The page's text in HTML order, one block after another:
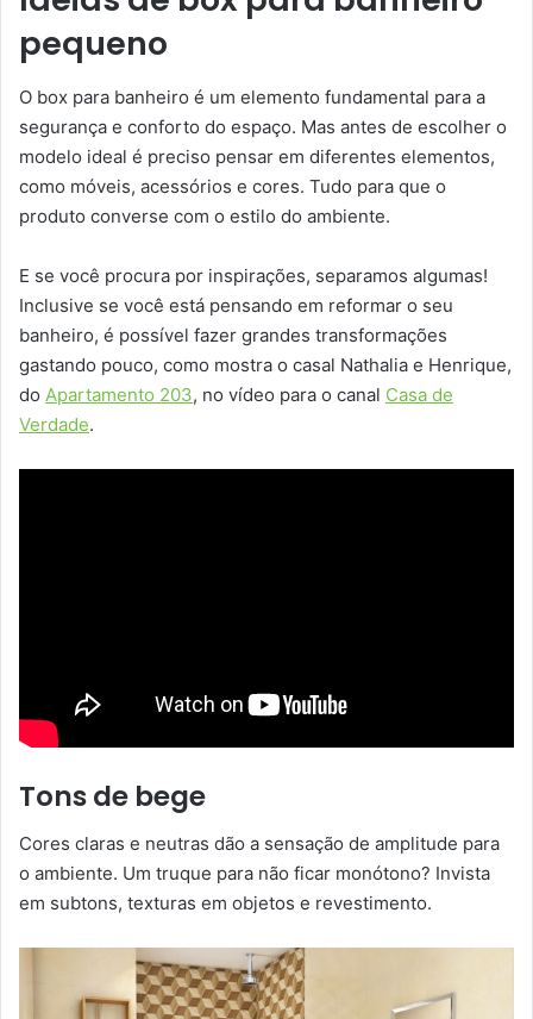
pequeno
O box para banheiro é um elemento fundamental para a
segurança e conforto do espaço. Mas antes de escolher o
modelo ideal é preciso pensar em diferentes elementos,
como móveis, acessórios e cores. Tudo para que o
produto converse com o estilo do ambiente.
E se você procura por inspirações, separamos algumas!
Inclusive se você está pensando em reformar o seu
banheiro, é possível fazer grandes transformações
gastando pouco, como mostra o casal Nathalia e Henrique,
do Apartamento 203, no vídeo para o canal Casa de
Verdade.
Tons de bege
Cores claras e neutras dão a sensação de amplitude para
o ambiente. Um truque para não ficar monótono? Invista
em subtons, texturas em objetos e revestimento.